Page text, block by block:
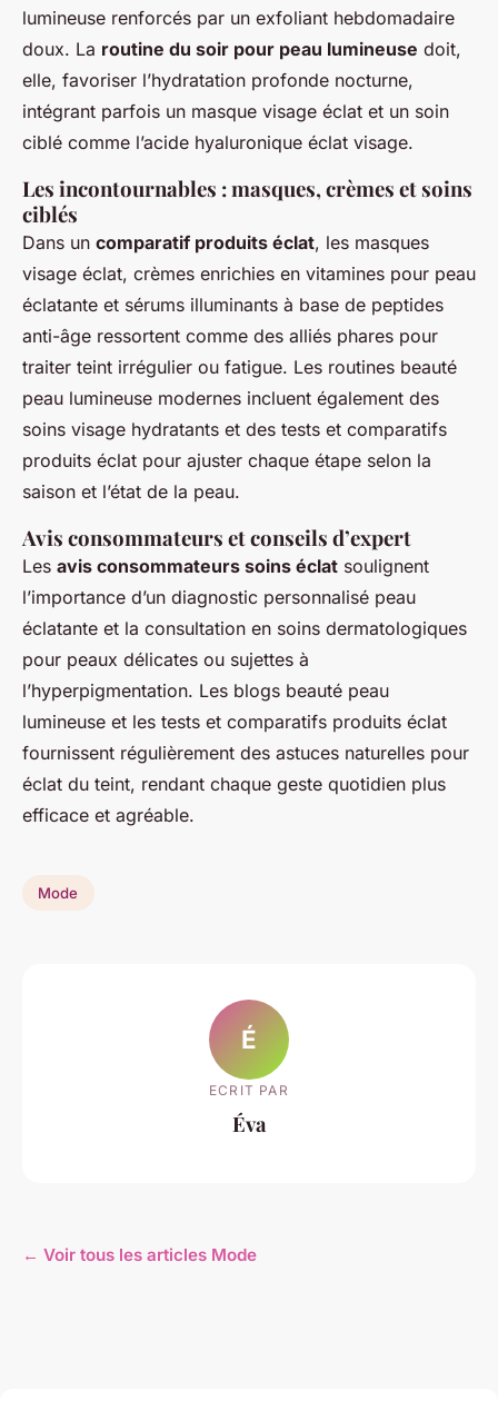
lumineuse renforcés par un exfoliant hebdomadaire
doux. La routine du soir pour peau lumineuse doit,
elle, favoriser l’hydratation profonde nocturne,
intégrant parfois un masque visage éclat et un soin
ciblé comme l’acide hyaluronique éclat visage.
Les incontournables : masques, crèmes et soins
ciblés
Dans un comparatif produits éclat, les masques
visage éclat, crèmes enrichies en vitamines pour peau
éclatante et sérums illuminants à base de peptides
anti-âge ressortent comme des alliés phares pour
traiter teint irrégulier ou fatigue. Les routines beauté
peau lumineuse modernes incluent également des
soins visage hydratants et des tests et comparatifs
produits éclat pour ajuster chaque étape selon la
saison et l’état de la peau.
Avis consommateurs et conseils d’expert
Les avis consommateurs soins éclat soulignent
l’importance d’un diagnostic personnalisé peau
éclatante et la consultation en soins dermatologiques
pour peaux délicates ou sujettes à
l’hyperpigmentation. Les blogs beauté peau
lumineuse et les tests et comparatifs produits éclat
fournissent régulièrement des astuces naturelles pour
éclat du teint, rendant chaque geste quotidien plus
efficace et agréable.
Mode
É
ECRIT PAR
Éva
← Voir tous les articles Mode